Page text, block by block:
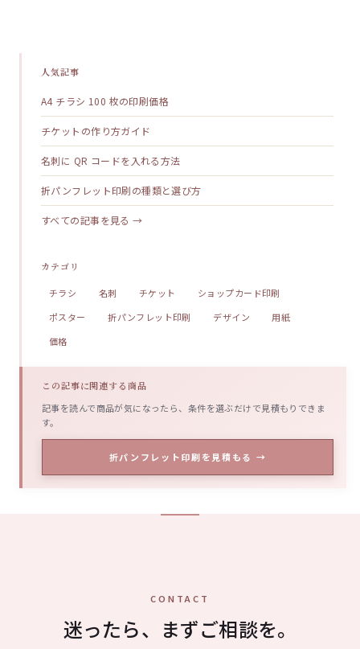
人気記事
A4 チラシ 100 枚の印刷価格
チケットの作り方ガイド
名刺に QR コードを入れる方法
折パンフレット印刷の種類と選び方
すべての記事を見る →
カテゴリ
チラシ 名刺 チケット
ショップカード印刷
ポスター
折パンフレット印刷 デザイン
用紙
価格
この記事に関連する商品
記事を読んで商品が気になったら、条件を選ぶだけで見積もりできま
す。
折パンフレット印刷を見積もる →
CONTACT
迷ったら、まずご相談を。